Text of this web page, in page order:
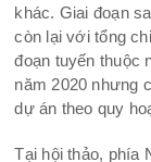
khác. Giai đoạn
còn lại với tổng
đoạn tuyến thuộc
năm 2020 nhưng
dự án theo quy
Tại hội thảo, phía